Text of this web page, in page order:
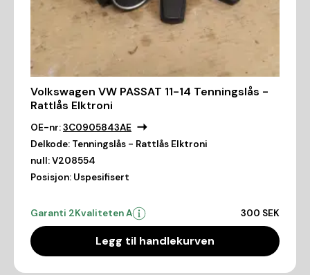
Volkswagen VW PASSAT 11-14 Tenningslås -
Rattlås Elktroni
OE-nr:3C0905843AE
Delkode: Tenningslås - Rattlås Elktroni
null:V208554
Posisjon: Uspesifisert
Garanti 2Kvaliteten A 300 SEK
Legg til handlekurven